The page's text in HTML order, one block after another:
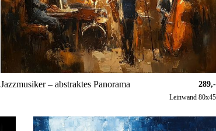
Jazzmusiker – abstraktes Panorama 289,-
Leinwand 80x45